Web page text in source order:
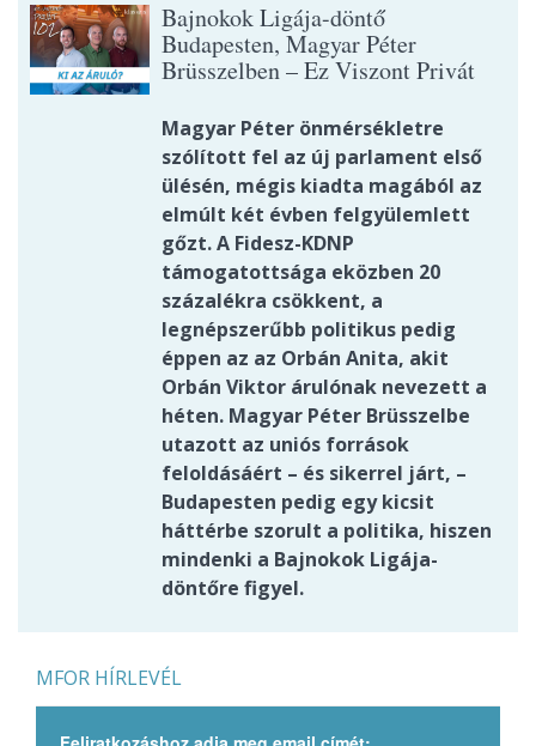
Bajnokok Ligája-döntő
Budapesten, Magyar Péter
Brüsszelben – Ez Viszont Privát
Magyar Péter önmérsékletre
szólított fel az új parlament első
ülésén, mégis kiadta magából az
elmúlt két évben felgyülemlett
gőzt. A Fidesz-KDNP
támogatottsága eközben 20
százalékra csökkent, a
legnépszerűbb politikus pedig
éppen az az Orbán Anita, akit
Orbán Viktor árulónak nevezett a
héten. Magyar Péter Brüsszelbe
utazott az uniós források
feloldásáért – és sikerrel járt, –
Budapesten pedig egy kicsit
háttérbe szorult a politika, hiszen
mindenki a Bajnokok Ligája-
döntőre figyel.
MFOR HÍRLEVÉL